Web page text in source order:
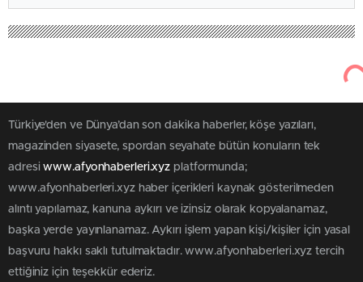
Türkiye'den ve Dünya’dan son dakika haberler, köşe yazıları,
magazinden siyasete, spordan seyahate bütün konuların tek
adresiwww.afyonhaberleri.xyz platformunda;
www.afyonhaberleri.xyz haber içerikleri kaynak gösterilmeden
alıntı yapılamaz, kanuna aykırı ve izinsiz olarak kopyalanamaz,
başka yerde yayınlanamaz. Aykırı işlem yapan kişi/kişiler için yasal
başvuru hakkı saklı tutulmaktadır. www.afyonhaberleri.xyz tercih
ettiğiniz için teşekkür ederiz.